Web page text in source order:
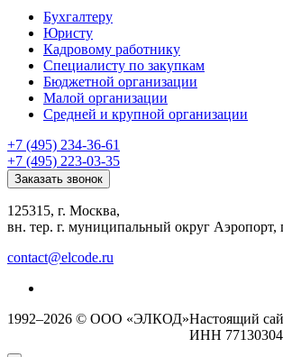
Бухгалтеру
Юристу
Кадровому работнику
Специалисту по закупкам
Бюджетной организации
Малой организации
Средней и крупной организации
+7 (495) 234-36-61
+7 (495) 223-03-35
Заказать звонок
125315, г. Москва,
вн. тер. г. муниципальный округ
contact@elcode.ru
1992–2026 © ООО «ЭЛКОД»Настоящий
ИНН